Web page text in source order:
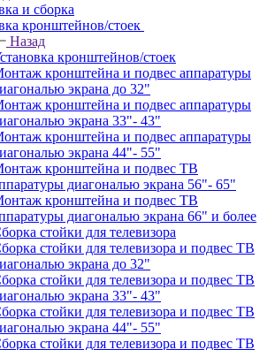
и сборка
кронштейнов/стоек
Назад
кронштейнов/стоек
кронштейна и подвес аппаратуры
экрана до 32"
кронштейна и подвес аппаратуры
экрана 33"- 43"
кронштейна и подвес аппаратуры
экрана 44"- 55"
кронштейна и подвес ТВ
диагональю экрана 56"- 65"
кронштейна и подвес ТВ
диагональю экрана 66" и более
стойки для телевизора
стойки для телевизора и подвес ТВ
экрана до 32"
стойки для телевизора и подвес ТВ
экрана 33"- 43"
стойки для телевизора и подвес ТВ
экрана 44"- 55"
стойки для телевизора и подвес ТВ